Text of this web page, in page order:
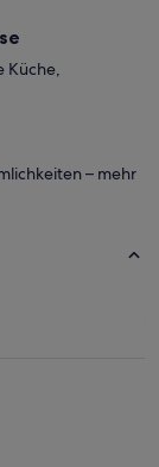
Küche,
– mehr